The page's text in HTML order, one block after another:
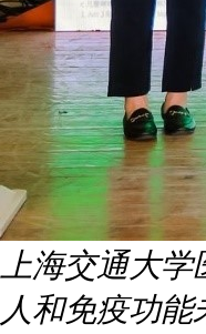
上海交通大
人和免疫功